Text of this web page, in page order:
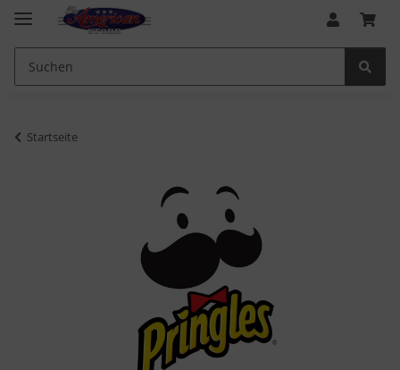
Startseite